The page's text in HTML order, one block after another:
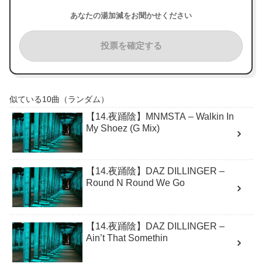
あなたの湯加減をお聞かせください
投票を確定する
似ている10曲（ランダム）
【14.夜踊陰】MNMSTA – Walkin In
My Shoez (G Mix)
【14.夜踊陰】DAZ DILLINGER –
Round N Round We Go
【14.夜踊陰】DAZ DILLINGER –
Ain’t That Somethin